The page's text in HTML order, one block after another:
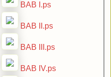
BAB I.ps
BAB II.ps
BAB III.ps
BAB IV.ps